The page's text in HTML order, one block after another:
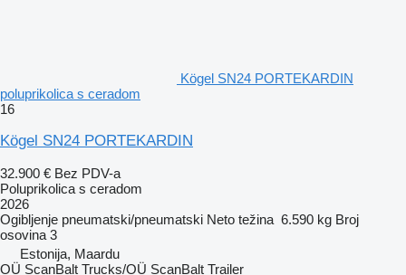
Kögel SN24 PORTEKARDIN
poluprikolica s ceradom
16
Kögel SN24 PORTEKARDIN
32.900 € Bez PDV-a
Poluprikolica s ceradom
2026
Ogibljenje pneumatski/pneumatski Neto težina 6.590 kg Broj
osovina 3
Estonija, Maardu
OÜ ScanBalt Trucks/OÜ ScanBalt Trailer